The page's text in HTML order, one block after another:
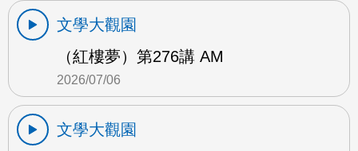
文學大觀園
（紅樓夢）第276講 AM
2026/07/06
文學大觀園